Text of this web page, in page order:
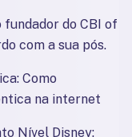
do CBI of
com a sua pós.
Como
na internet
Nível Disney: